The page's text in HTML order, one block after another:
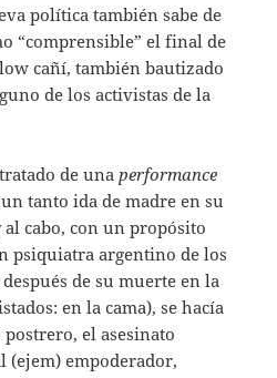
política también sabe de
“comprensible” el final de
cañí, también bautizado
de los activistas de la
de una performance
tanto ida de madre en su
cabo, con un propósito
psiquiatra argentino de los
de su muerte en la
en la cama), se hacía
el asesinato
(ejem) empoderador,